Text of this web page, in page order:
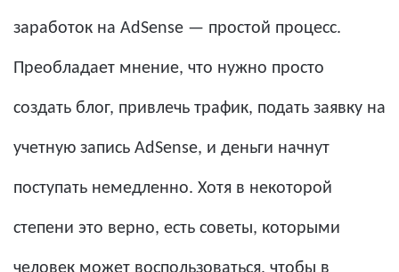
заработок на AdSense — простой процесс.
Преобладает мнение, что нужно просто
создать блог, привлечь трафик, подать заявку на
учетную запись AdSense, и деньги начнут
поступать немедленно. Хотя в некоторой
степени это верно, есть советы, которыми